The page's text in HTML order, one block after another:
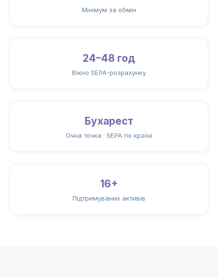
Мінімум за обмін
24–48 год
Вікно SEPA-розрахунку
Бухарест
Очна точка · SEPA по країні
16+
Підтримуваних активів